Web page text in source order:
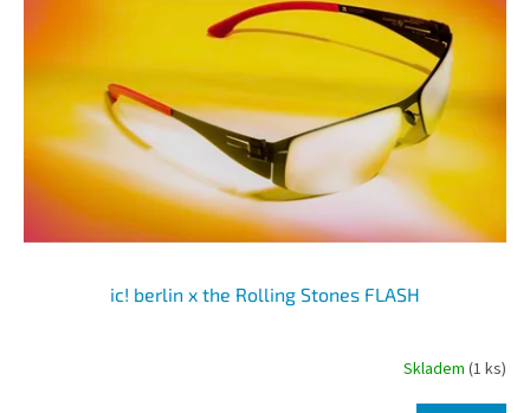
ic! berlin x the Rolling Stones FLASH
Skladem (1 ks)